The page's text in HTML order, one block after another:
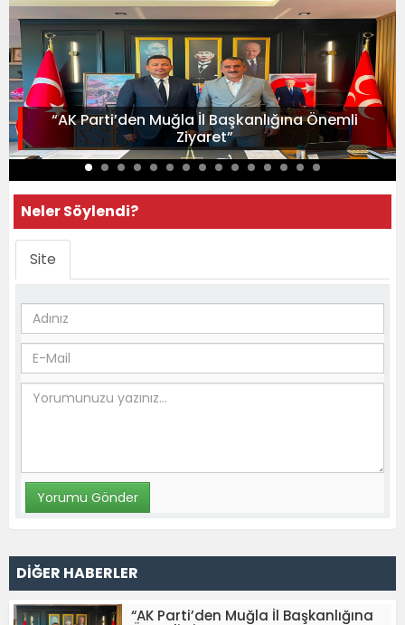
“AK Parti’den Muğla İl Başkanlığına Önemli
Ziyaret”
Neler Söylendi?
Site
DİĞER HABERLER
“AK Parti’den Muğla İl Başkanlığına